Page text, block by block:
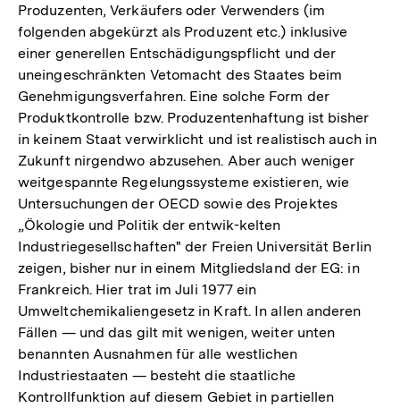
Produzenten, Verkäufers oder Verwenders (im
folgenden abgekürzt als Produzent etc.) inklusive
einer generellen Entschädigungspflicht und der
uneingeschränkten Vetomacht des Staates beim
Genehmigungsverfahren. Eine solche Form der
Produktkontrolle bzw. Produzentenhaftung ist bisher
in keinem Staat verwirklicht und ist realistisch auch in
Zukunft nirgendwo abzusehen. Aber auch weniger
weitgespannte Regelungssysteme existieren, wie
Untersuchungen der OECD sowie des Projektes
„Ökologie und Politik der entwik-kelten
Industriegesellschaften" der Freien Universität Berlin
zeigen, bisher nur in einem Mitgliedsland der EG: in
Frankreich. Hier trat im Juli 1977 ein
Umweltchemikaliengesetz in Kraft. In allen anderen
Fällen — und das gilt mit wenigen, weiter unten
benannten Ausnahmen für alle westlichen
Industriestaaten — besteht die staatliche
Kontrollfunktion auf diesem Gebiet in partiellen